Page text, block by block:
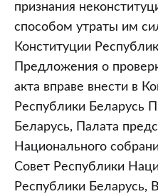
признания
способом утраты им
Конституции
Предложения о
акта вправе внести в
Республики Беларусь
Беларусь, Палата
Национального
Совет Республики
Республики Беларусь,